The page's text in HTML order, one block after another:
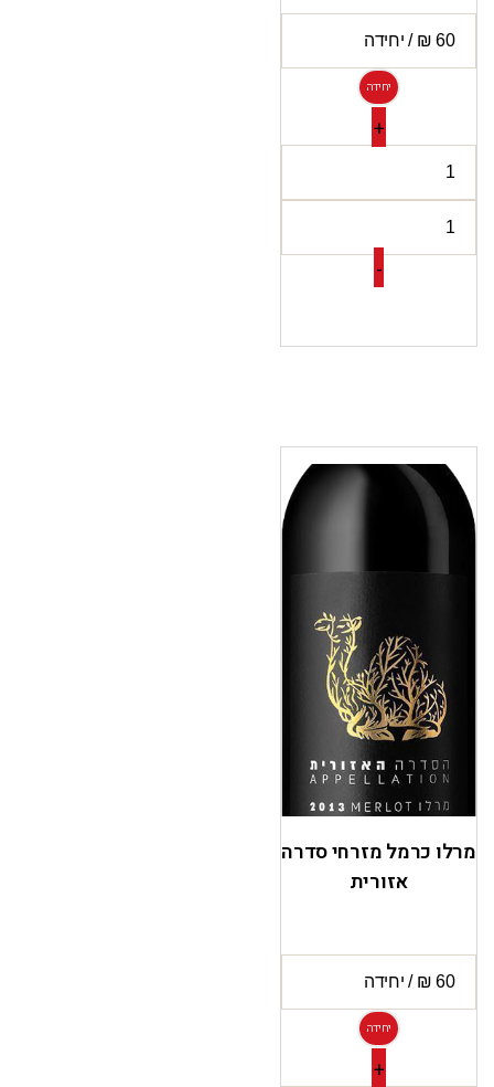
יחידה
+
-
מרלו כרמל מזרחי סדרה
אזורית
יחידה
+